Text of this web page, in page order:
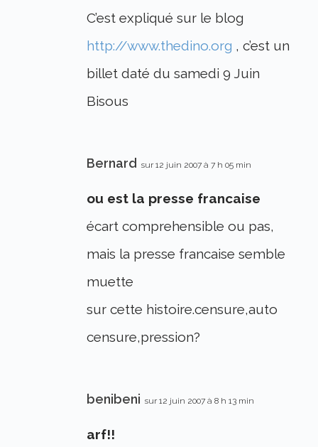
C’est expliqué sur le blog
http://www.thedino.org , c’est un
billet daté du samedi 9 Juin
Bisous
Bernard sur 12 juin 2007 à 7 h 05 min
ou est la presse francaise
écart comprehensible ou pas,
mais la presse francaise semble
muette
sur cette histoire.censure,auto
censure,pression?
benibeni sur 12 juin 2007 à 8 h 13 min
arf!!